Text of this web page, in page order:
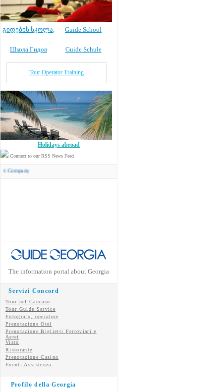
გიდების სკოლა, Guide School
Школа Гидов Guide Schule
Tour Operator Training
Holidays abroad
Connect to our RSS News Feed
The information portal about Georgia
Servizi Concord
Tour nel Caucaso
Tour Guide Service
Fotografo, operatore
Prenotazione Otel
Prenotazione Biglietti Ferroviari e
Aerei
Visto
Ristorante
Prenotazione Casino
Eventi Assistenza
Profilo della Georgia